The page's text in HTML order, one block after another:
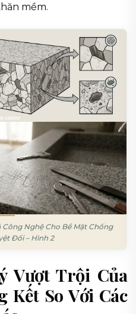
mềm.
Nghệ Cho Bề Mặt Chống
Đối – Hình 2
Vượt Trội Của
Kết So Với Các